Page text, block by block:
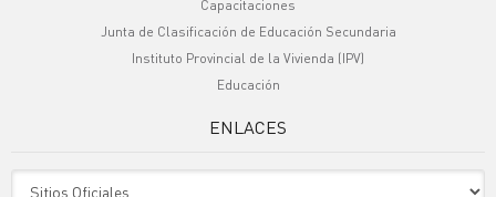
Capacitaciones
Junta de Clasificación de Educación Secundaria
Instituto Provincial de la Vivienda (IPV)
Educación
ENLACES